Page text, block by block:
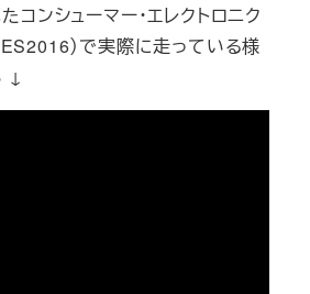
コンシューマー・エレクトロニク
）で実際に走っている様
↓